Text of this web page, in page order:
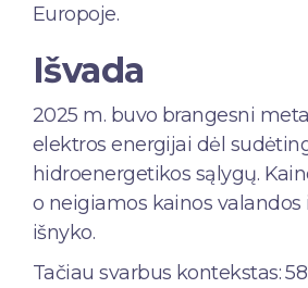
Europoje.
Išvada
2025 m. buvo brangesni
elektros energijai dėl
hidroenergetikos sąlygų.
o neigiamos kainos valandos
išnyko.
Tačiau svarbus kontekstas: